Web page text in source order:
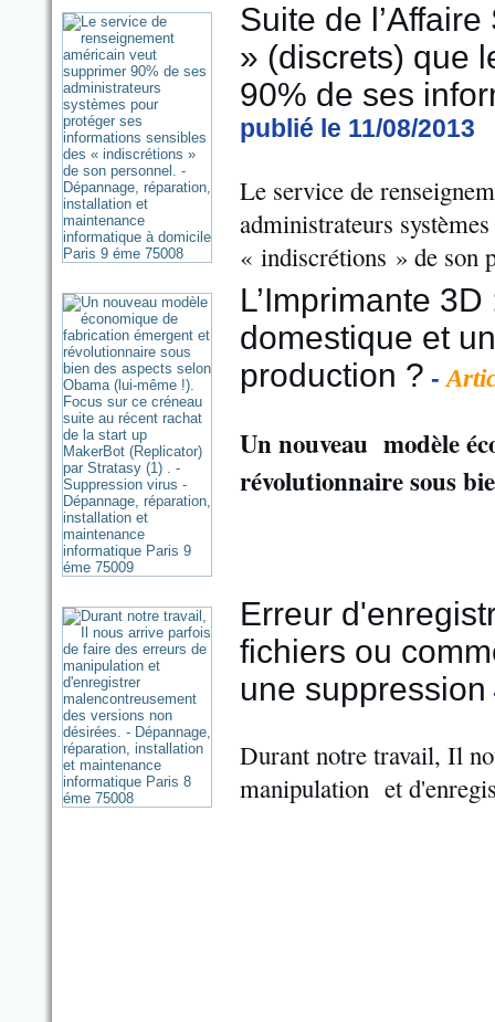
Suite de
» (discrets) que
90% de ses
publié le 11/08/2013
Le service de
administrateurs
« indiscrétions » de son
L’Imprimante
domestique et
production ? -
Un nouveau modèle
révolutionnaire sous
Erreur
fichiers ou
une suppression
Durant notre travail, Il
manipulation et